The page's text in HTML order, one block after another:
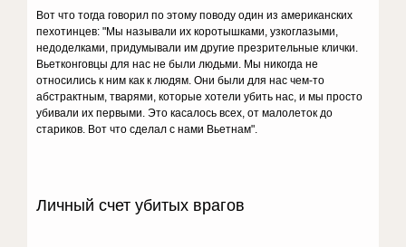
Вот что тогда говорил по этому поводу один из американских
пехотинцев: "Мы называли их коротышками, узкоглазыми,
недоделками, придумывали им другие презрительные клички.
Вьетконговцы для нас не были людьми. Мы никогда не
относились к ним как к людям. Они были для нас чем-то
абстрактным, тварями, которые хотели убить нас, и мы просто
убивали их первыми. Это касалось всех, от малолеток до
стариков. Вот что сделал с нами Вьетнам".
Личный счет убитых врагов